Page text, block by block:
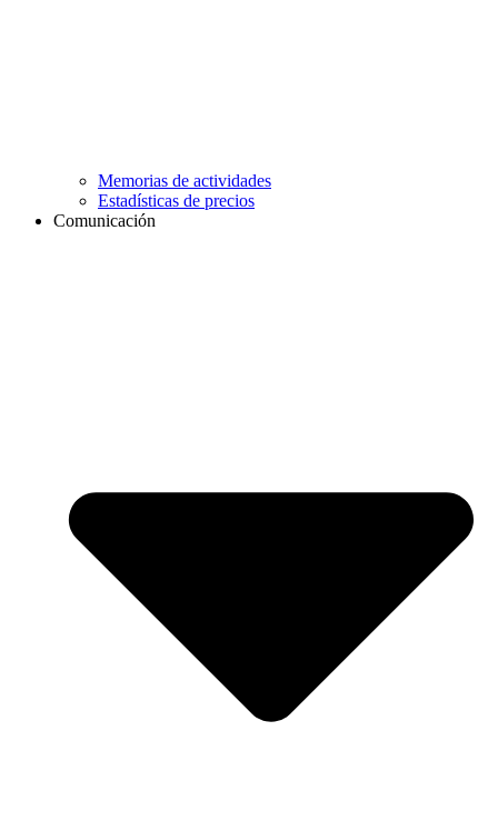
Memorias de actividades
Estadísticas de precios
Comunicación